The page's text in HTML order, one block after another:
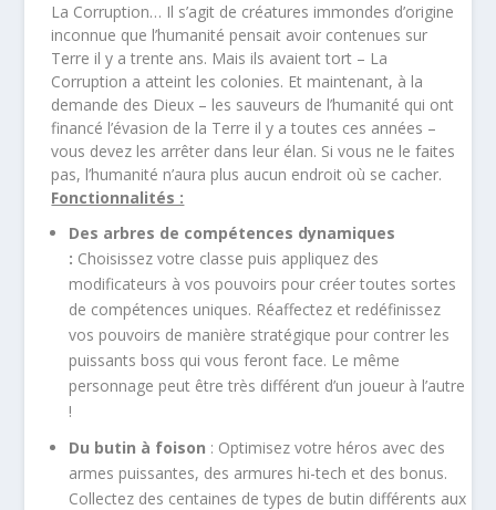
La Corruption… Il s’agit de créatures immondes d’origine
inconnue que l’humanité pensait avoir contenues sur
Terre il y a trente ans. Mais ils avaient tort – La
Corruption a atteint les colonies. Et maintenant, à la
demande des Dieux – les sauveurs de l’humanité qui ont
financé l’évasion de la Terre il y a toutes ces années –
vous devez les arrêter dans leur élan. Si vous ne le faites
pas, l’humanité n’aura plus aucun endroit où se cacher.
Fonctionnalités :
Des arbres de compétences dynamiques
: Choisissez votre classe puis appliquez des
modificateurs à vos pouvoirs pour créer toutes sortes
de compétences uniques. Réaffectez et redéfinissez
vos pouvoirs de manière stratégique pour contrer les
puissants boss qui vous feront face. Le même
personnage peut être très différent d’un joueur à l’autre
!
Du butin à foison : Optimisez votre héros avec des
armes puissantes, des armures hi-tech et des bonus.
Collectez des centaines de types de butin différents aux